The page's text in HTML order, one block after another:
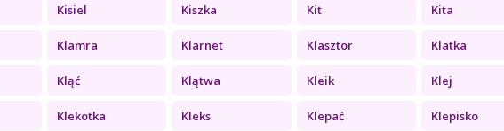
Kisiel Kiszka Kit Kita
Klamra Klarnet Klasztor Klatka
Kląć Klątwa Kleik Klej
Klekotka Kleks Klepać Klepisko